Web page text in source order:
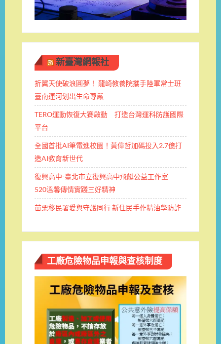
新臺灣網報社
折翼天使破浪圓夢！ 龍崎教養院攜手陸軍常士班 ​
臺南運河划出生命尊嚴
TERO運動恢復大賽啟動 打造台灣運科防護國際
平台
全國首批AI筆電進校園！黃偉哲加碼投入2.7億打
造AI教育新世代
復興高中-臺北市立復興高中飛艇公益工作室
520溫馨傳情實踐三好精神
苗栗移民署愛與守護同行 新住民手作精油學防詐
工廠危險物品申報與查核制度